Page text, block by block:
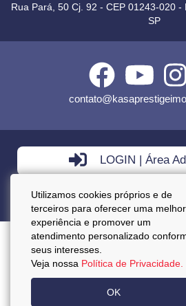
Utilizamos cookies próprios e de
terceiros para oferecer uma melhor
experiência e promover um
atendimento personalizado
seus interesses.
Veja nossa Política de Privacidade.
OK
Rua Pará, 50 Cj. 92 - CEP 01243-020 -
SP
LOGIN | Área
VENDA - LOCAÇÃO -
Preços mencionados neste site estão
Copyright © 2026 - Kasa Prestige Imoveis ::
CRECI: J27037 ::Política da